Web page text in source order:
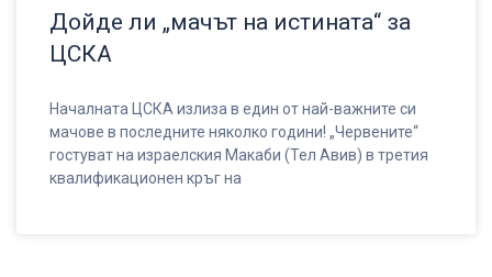
Дойде ли „мачът на истината“ за
ЦСКА
Началната ЦСКА излиза в един от най-важните си
мачове в последните няколко години! „Червените“
гостуват на израелския Макаби (Тел Авив) в третия
квалификационен кръг на